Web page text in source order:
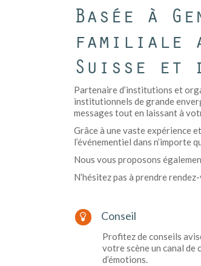
Basée à
familiale
Suisse et
Partenaire d’institutions et
institutionnels de grande
messages tout en laissant à
Grâce à une vaste expérience
l’événementiel dans n’importe
Nous vous proposons
N’hésitez pas à prendre
Conseil
Profitez de conseils
votre scène un canal
d’émotions.